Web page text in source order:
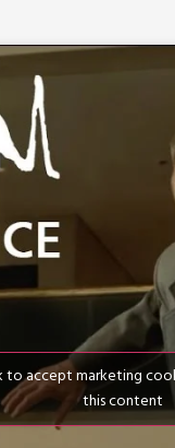
to accept marketing
this content